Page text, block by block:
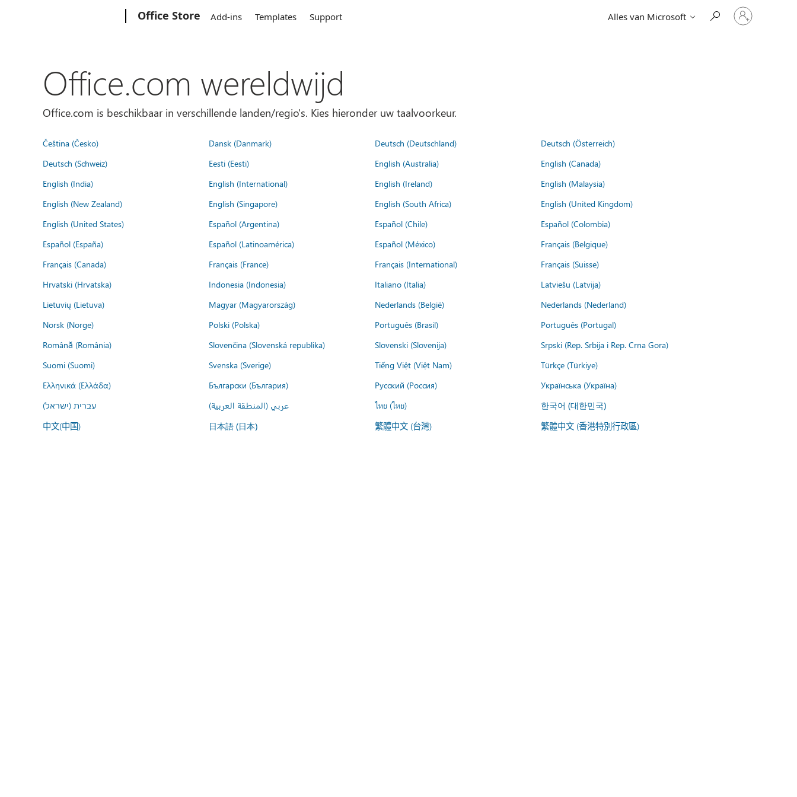
Office Store Add-ins Templates Support Alles van Microsoft
Meld
je
aan
Office.com wereldwijd
Office.com is beschikbaar in verschillende landen/regio's. Kies hieronder uw taalvoorkeur.
Čeština (Česko) Dansk (Danmark) Deutsch (Deutschland)
Deutsch (Österreich)
Deutsch (Schweiz)
Eesti (Eesti) English (Australia)
English (Canada)
English (India)
English (International) English (Ireland)
English (Malaysia)
English (New Zealand)
English (Singapore) English (South Africa)
English (United Kingdom)
English (United States)
Español (Argentina) Español (Chile)
Español (Colombia)
Español (España)
Español (Latinoamérica) Español (México)
Français (Belgique)
Français (Canada)
Français (France) Français (International)
Français (Suisse)
Hrvatski (Hrvatska)
Indonesia (Indonesia) Italiano (Italia)
Latviešu (Latvija)
Lietuvių (Lietuva)
Magyar (Magyarország) Nederlands (België)
Nederlands (Nederland)
Norsk (Norge)
Polski (Polska) Português (Brasil)
Português (Portugal)
Română (România)
Slovenčina (Slovenská republika) Slovenski (Slovenija)
Srpski (Rep. Srbija i Rep. Crna Gora)
Suomi (Suomi)
Svenska (Sverige) Tiếng Việt (Việt Nam)
Türkçe (Türkiye)
Ελληνικά (Ελλάδα)
Български (България) Русский (Россия)
Українська (Україна)
עברית (ישראל)
عربي (المنطقة العربية) ไทย (ไทย) 한국어 (대한민국)
中文(中国) 日本語 (日本) 繁體中文 (台灣) 繁體中文 (香港特別行政區)